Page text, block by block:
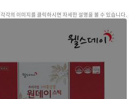
각각의 이미지를 클릭하시면 자세한 설명을 볼 수 있습니다.